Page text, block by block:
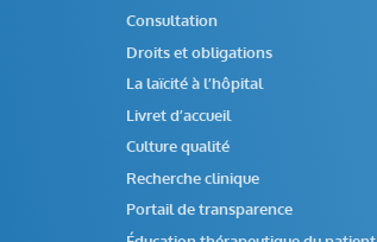
Consultation
Droits et obligations
La laïcité à l’hôpital
Livret d’accueil
Culture qualité
Recherche clinique
Portail de transparence